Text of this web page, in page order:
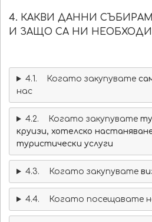
4. КАКВИ ДАННИ
И ЗАЩО СА НИ
4.1. Когато закупувате
нас
4.2. Когато закупувате
круизи, хотелско
туристически услуги
4.3. Когато закупувате
4.4. Когато посещавате